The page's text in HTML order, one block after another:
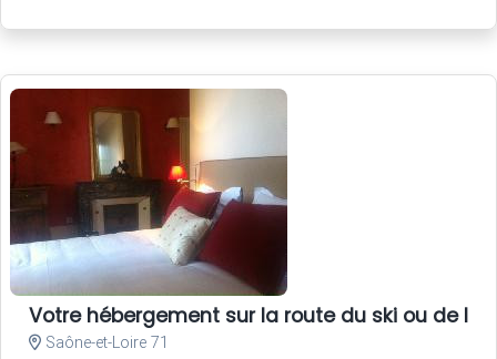
Votre hébergement sur la route du ski ou de la
Saône-et-Loire 71